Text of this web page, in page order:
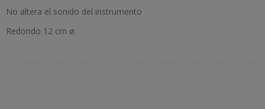
No altera el sonido del instrumento
Redondo 12 cm ø